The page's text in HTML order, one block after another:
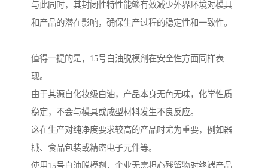
与此同时，其封闭性特性能够有效减少外界环境对模具
和产品的潜在影响，确保生产过程的稳定性和一致性。
值得一提的是，15号白油脱模剂在安全性方面同样表
现。
由于其源自化妆级白油，产品本身无色无味，化学性质
稳定，不会与模具或成型材料发生不良反应。
这在生产对纯净度要求较高的产品时尤为重要，例如器
械、食品包装或精密电子元件等。
使用15号白油脱模剂，企业无需担心残留物对终端产品